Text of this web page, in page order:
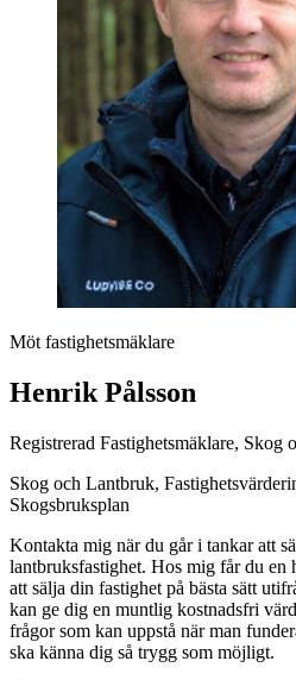
Möt fastighetsmäklare
Henrik Pålsson
Registrerad Fastighetsmäklare, Skog
Skog och Lantbruk,
Skogsbruksplan
Kontakta mig när du går i tankar att
lantbruksfastighet. Hos mig får du en
att sälja din fastighet på bästa sätt
kan ge dig en muntlig kostnadsfri
frågor som kan uppstå när man
ska känna dig så trygg som möjligt.